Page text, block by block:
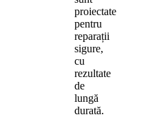
proiectate
pentru
reparații
sigure,
cu
rezultate
de
lungă
durată.